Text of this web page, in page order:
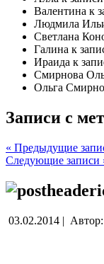
Валентина к
Людмила
Светлана
Галина к
Ираида к
Смирнова
Ольга
Записи с
« Предыдущие
Следующие записи
03.02.2014 | Автор: